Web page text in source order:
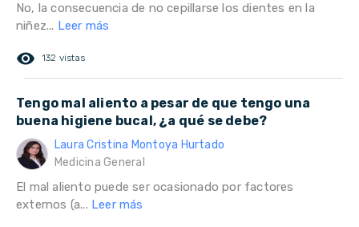
No, la consecuencia de no cepillarse los dientes en la
niñez... Leer más
remove_red_eye 132 vistas
Tengo mal aliento a pesar de que tengo una
buena higiene bucal, ¿a qué se debe?
Laura Cristina Montoya Hurtado
Medicina General
El mal aliento puede ser ocasionado por factores
externos (a... Leer más